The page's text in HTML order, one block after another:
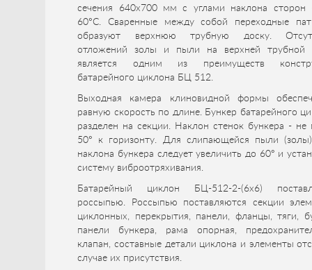
сечения 640х700 мм с углами наклона сторон
60°С. Сваренные между собой переходные
образуют верхнюю трубную доску.
отложений золы и пыли на верхней трубной
является одним из преимуществ
батарейного циклона БЦ 512.
Выходная камера клиновидной формы
равную скорость по длине. Бункер батарейного
разделен на секции. Наклон стенок бункера - не
50° к горизонту. Для слипающейся пыли
наклона бункера следует увеличить до 60° и
систему виброотряхивания.
Батарейный циклон БЦ-512-2-(6x6)
россыпью. Россыпью поставляются секции
циклонных, перекрытия, панели, фланцы, тяги,
панели бункера, рама опорная,
клапан, составные детали циклона и элементы
случае их присутствия.